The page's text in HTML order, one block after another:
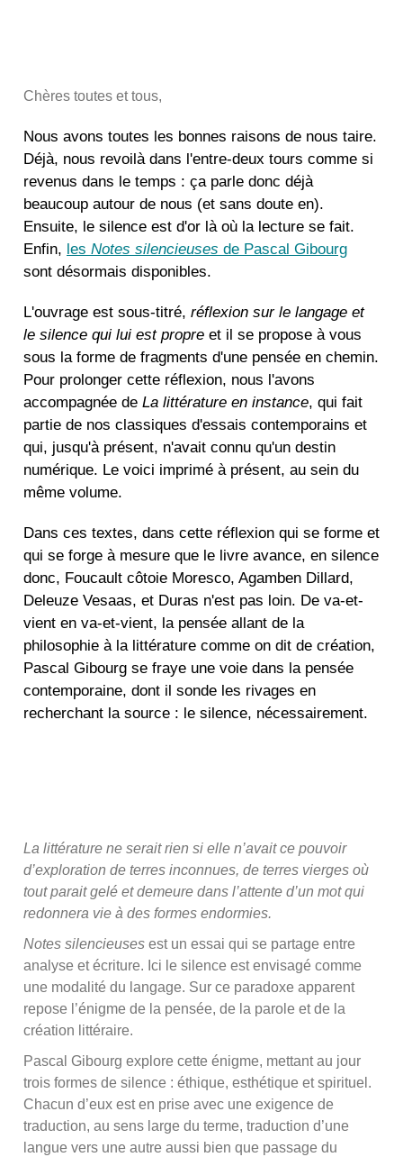
Chères toutes et tous,
Nous avons toutes les bonnes raisons de nous taire.
Déjà, nous revoilà dans l'entre-deux tours comme si
revenus dans le temps : ça parle donc déjà
beaucoup autour de nous (et sans doute en).
Ensuite, le silence est d'or là où la lecture se fait.
Enfin, les Notes silencieuses de Pascal Gibourg
sont désormais disponibles.
L'ouvrage est sous-titré, réflexion sur le langage et
le silence qui lui est propre et il se propose à vous
sous la forme de fragments d'une pensée en chemin.
Pour prolonger cette réflexion, nous l'avons
accompagnée de La littérature en instance, qui fait
partie de nos classiques d'essais contemporains et
qui, jusqu'à présent, n'avait connu qu'un destin
numérique. Le voici imprimé à présent, au sein du
même volume.
Dans ces textes, dans cette réflexion qui se forme et
qui se forge à mesure que le livre avance, en silence
donc, Foucault côtoie Moresco, Agamben Dillard,
Deleuze Vesaas, et Duras n'est pas loin. De va-et-
vient en va-et-vient, la pensée allant de la
philosophie à la littérature comme on dit de création,
Pascal Gibourg se fraye une voie dans la pensée
contemporaine, dont il sonde les rivages en
recherchant la source : le silence, nécessairement.
La littérature ne serait rien si elle n’avait ce pouvoir
d’exploration de terres inconnues, de terres vierges où
tout parait gelé et demeure dans l’attente d’un mot qui
redonnera vie à des formes endormies.
Notes silencieuses est un essai qui se partage entre
analyse et écriture. Ici le silence est envisagé comme
une modalité du langage. Sur ce paradoxe apparent
repose l’énigme de la pensée, de la parole et de la
création littéraire.
Pascal Gibourg explore cette énigme, mettant au jour
trois formes de silence : éthique, esthétique et spirituel.
Chacun d’eux est en prise avec une exigence de
traduction, au sens large du terme, traduction d’une
langue vers une autre aussi bien que passage du